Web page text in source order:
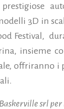
3D in
Festival,
insieme
offriranno i
srl per